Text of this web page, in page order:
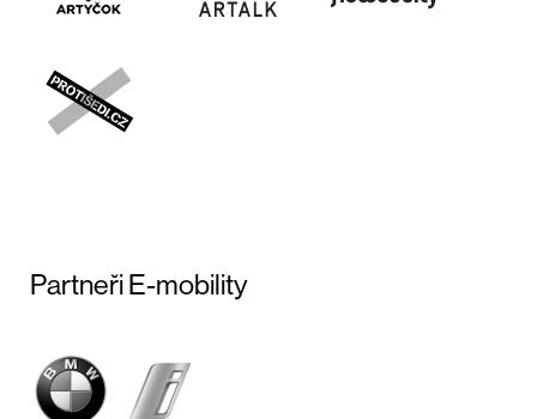
Partneři E-mobility